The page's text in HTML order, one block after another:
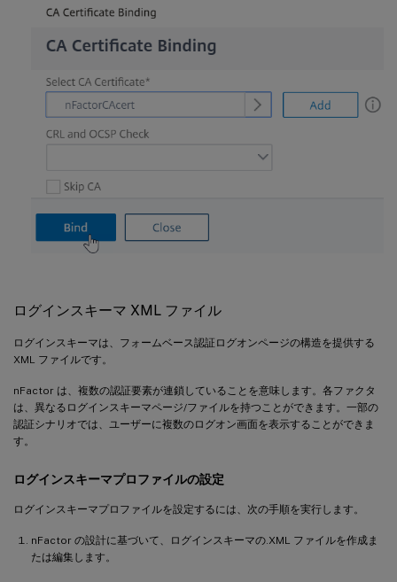
ログインスキーマ XML ファイル
ログインスキーマは、フォームベース認証ログオンページの構造を提供する
XML ファイルです。
nFactor は、複数の認証要素が連鎖していることを意味します。各ファクタ
は、異なるログインスキーマページ/ファイルを持つことができます。一部の
認証シナリオでは、ユーザーに複数のログオン画面を表示することができま
す。
ログインスキーマプロファイルの設定
ログインスキーマプロファイルを設定するには、次の手順を実行します。
nFactor の設計に基づいて、ログインスキーマの.XML ファイルを作成ま
たは編集します。